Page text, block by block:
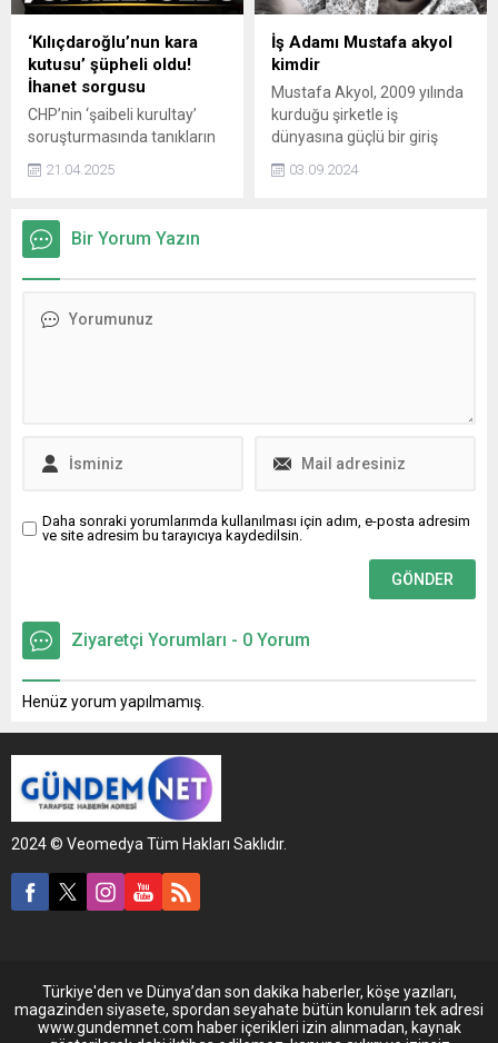
‘Kılıçdaroğlu’nun kara
kutusu’ şüpheli oldu!
İhanet sorgusu
CHP’nin ‘şaibeli kurultay’
soruşturmasında tanıkların
verdiği ifadelerin ardından
eski CHP Genel Başkanı
Kalem'i olan Şükran Kütükçü,
dosyada şüpheli olarak
21.04.2025
İş Adamı Mustafa akyol
kimdir
Mustafa Akyol, 2009 yılında
kurduğu şirketle iş
dünyasına güçlü bir giriş
yaptı ve kısa sürede
sektörde kendini kanıtladı.
03.09.2024
Bir Yorum Yazın
Daha sonraki yorumlarımda kullanılması için adım, e-posta adresim
ve site adresim bu tarayıcıya kaydedilsin.
Ziyaretçi Yorumları - 0 Yorum
Henüz yorum yapılmamış.
2024 © Veomedya Tüm Hakları Saklıdır.
Türkiye'den ve Dünya’dan son dakika haberler, köşe yazıları,
magazinden siyasete, spordan seyahate bütün konuların tek adresi
www.gundemnet.com haber içerikleri izin alınmadan, kaynak